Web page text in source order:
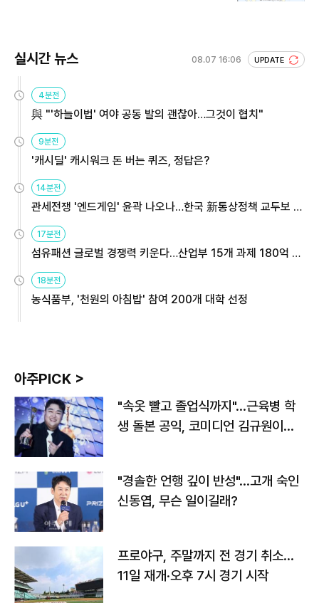
실시간 뉴스 08.07 16:06 UPDATE
4분전
與 "'하늘이법' 여야 공동 발의 괜찮아…그것이 협치"
9분전
'캐시딜' 캐시워크 돈 버는 퀴즈, 정답은?
14분전
관세전쟁 '엔드게임' 윤곽 나오나…한국 新통상정책 교두보 활
용해야
17분전
섬유패션 글로벌 경쟁력 키운다…산업부 15개 과제 180억 지
원
18분전
농식품부, '천원의 아침밥' 참여 200개 대학 선정
아주PICK >
"속옷 빨고 졸업식까지"…근육병 학
생 돌본 공익, 코미디언 김규원이었
"경솔한 언행 깊이 반성"…고개 숙인
신동엽, 무슨 일이길래?
프로야구, 주말까지 전 경기 취소…
11일 재개·오후 7시 경기 시작